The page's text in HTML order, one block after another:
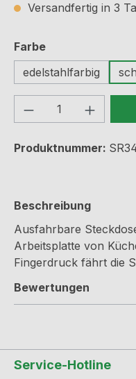
Versandfertig in 3
Farbeauswählen
edelstahlfarbig
Produkt
Produktnummer:
Beschreibung
Ausfahrbare
Arbeitsplatte von
Fingerdruck fährt die
Bewertungen
Service-Hotline